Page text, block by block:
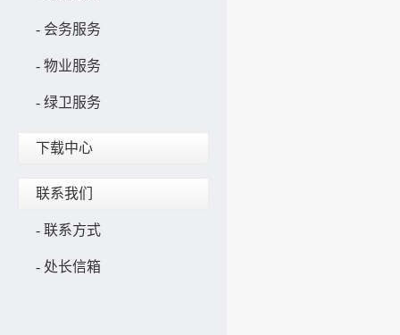
- 会务服务
- 物业服务
- 绿卫服务
下载中心
联系我们
- 联系方式
- 处长信箱